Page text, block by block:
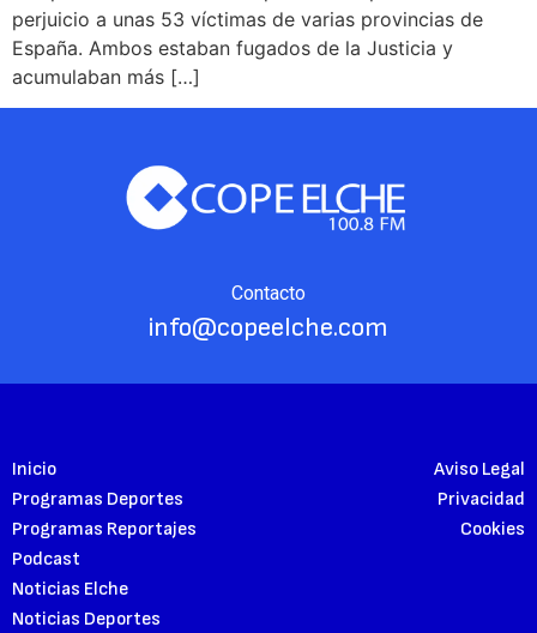
perjuicio a unas 53 víctimas de varias provincias de
España. Ambos estaban fugados de la Justicia y
acumulaban más […]
Contacto
info@copeelche.com
Inicio
Programas Deportes
Programas Reportajes
Podcast
Noticias Elche
Noticias Deportes
Aviso Legal
Privacidad
Cookies